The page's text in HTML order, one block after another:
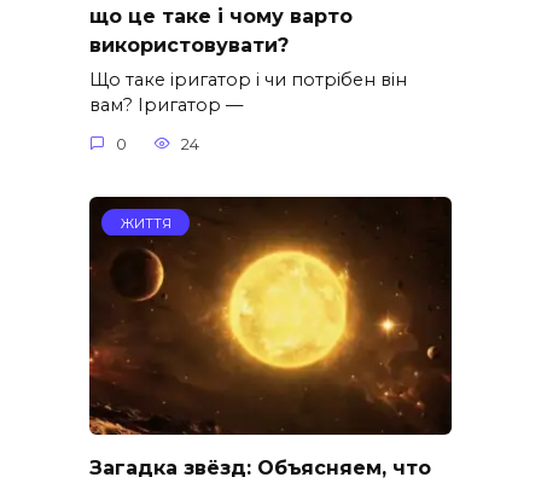
що це таке і чому варто
використовувати?
Що таке іригатор і чи потрібен він
вам? Іригатор —
0 24
ЖИТТЯ
Загадка звёзд: Объясняем, что